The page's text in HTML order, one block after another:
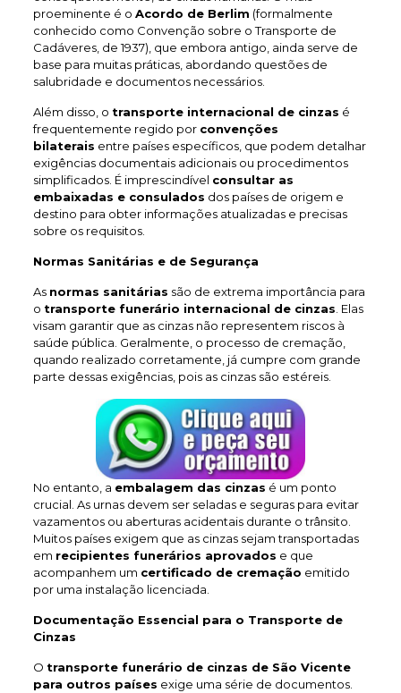
proeminente é o Acordo de Berlim (formalmente
conhecido como Convenção sobre o Transporte de
Cadáveres, de 1937), que embora antigo, ainda serve de
base para muitas práticas, abordando questões de
salubridade e documentos necessários.
Além disso, o transporte internacional de cinzas é
frequentemente regido por convenções
bilaterais entre países específicos, que podem detalhar
exigências documentais adicionais ou procedimentos
simplificados. É imprescindível consultar as
embaixadas e consulados dos países de origem e
destino para obter informações atualizadas e precisas
sobre os requisitos.
Normas Sanitárias e de Segurança
As normas sanitárias são de extrema importância para
o transporte funerário internacional de cinzas . Elas
visam garantir que as cinzas não representem riscos à
saúde pública. Geralmente, o processo de cremação,
quando realizado corretamente, já cumpre com grande
parte dessas exigências, pois as cinzas são estéreis.
No entanto, a embalagem das cinzas é um ponto
crucial. As urnas devem ser seladas e seguras para evitar
vazamentos ou aberturas acidentais durante o trânsito.
Muitos países exigem que as cinzas sejam transportadas
em recipientes funerários aprovados e que
acompanhem um certificado de cremação emitido
por uma instalação licenciada.
Documentação Essencial para o Transporte de
Cinzas
O transporte funerário de cinzas de São Vicente
para outros países exige uma série de documentos.